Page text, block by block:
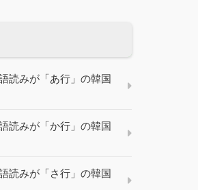
読みが「あ行」の韓国
読みが「か行」の韓国
読みが「さ行」の韓国